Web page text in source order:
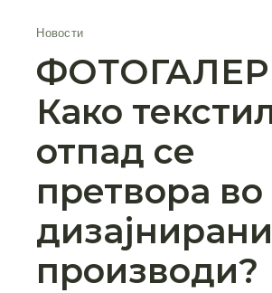
Новости
Како
отпад се
претвора во
дизајнирани
производи?